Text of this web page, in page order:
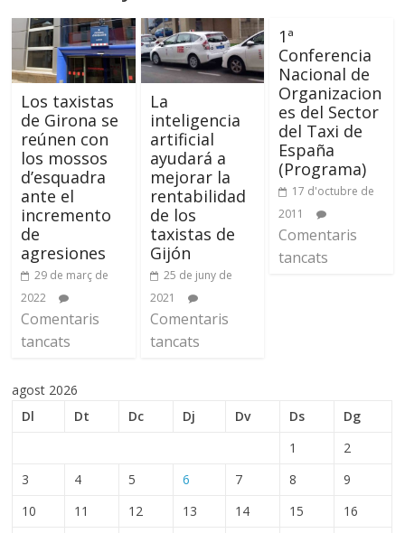
Los taxistas
de Girona se
reúnen con
los mossos
d’esquadra
ante el
incremento
de
agresiones
29 de març de
2022
Comentaris
tancats
La
inteligencia
artificial
ayudará a
mejorar la
rentabilidad
de los
taxistas de
Gijón
25 de juny de
2021
Comentaris
tancats
1ª
Conferencia
Nacional de
Organizacion
es del Sector
del Taxi de
España
(Programa)
17 d'octubre de
2011
Comentaris
tancats
agost 2026
Dl
Dt Dc Dj Dv Ds
Dg
1
2
3
4 5 6 7 8
9
10
11 12 13 14 15
16